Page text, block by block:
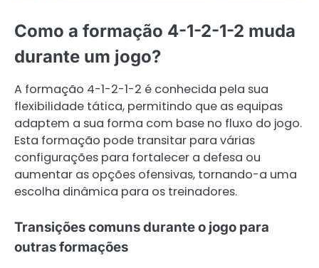
Como a formação 4-1-2-1-2 muda
durante um jogo?
A formação 4-1-2-1-2 é conhecida pela sua
flexibilidade tática, permitindo que as equipas
adaptem a sua forma com base no fluxo do jogo.
Esta formação pode transitar para várias
configurações para fortalecer a defesa ou
aumentar as opções ofensivas, tornando-a uma
escolha dinâmica para os treinadores.
Transições comuns durante o jogo para
outras formações